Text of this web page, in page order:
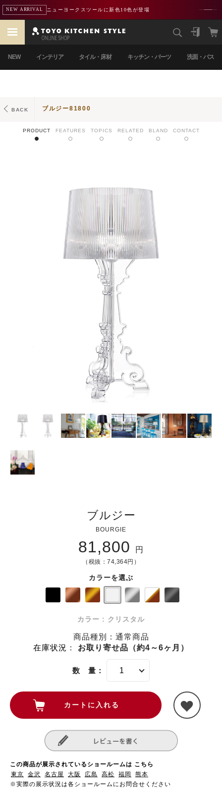
NEW ARRIVAL ニューヨークスツールに新色10色が登場
NEW インテリア タイル・床材 キッチン・パーツ 洗面・バス
BACK ブルジー81800
PRODUCT FEATURES TOPICS RELATED BLAND CONTACT
ブルジー
BOURGIE
81,800 円
（税抜：74,364円）
カラーを選ぶ
カラー : クリスタル
商品種別：通常商品
在庫状況 ： お取り寄せ品（約4～6ヶ月）
数 量：
この商品が展示されているショールームは こちら
東京
金沢 名古屋 大阪 広島 高松 福岡
熊本
※実際の展示状況は各ショールームにお問合せください